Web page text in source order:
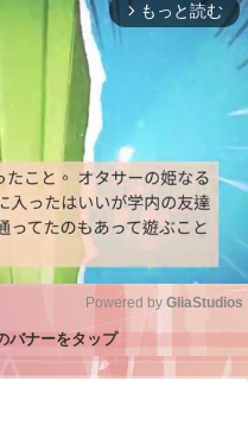
arrow_forward_ios もっと読む
u
Powered by GliaStudios
バナーをタップ